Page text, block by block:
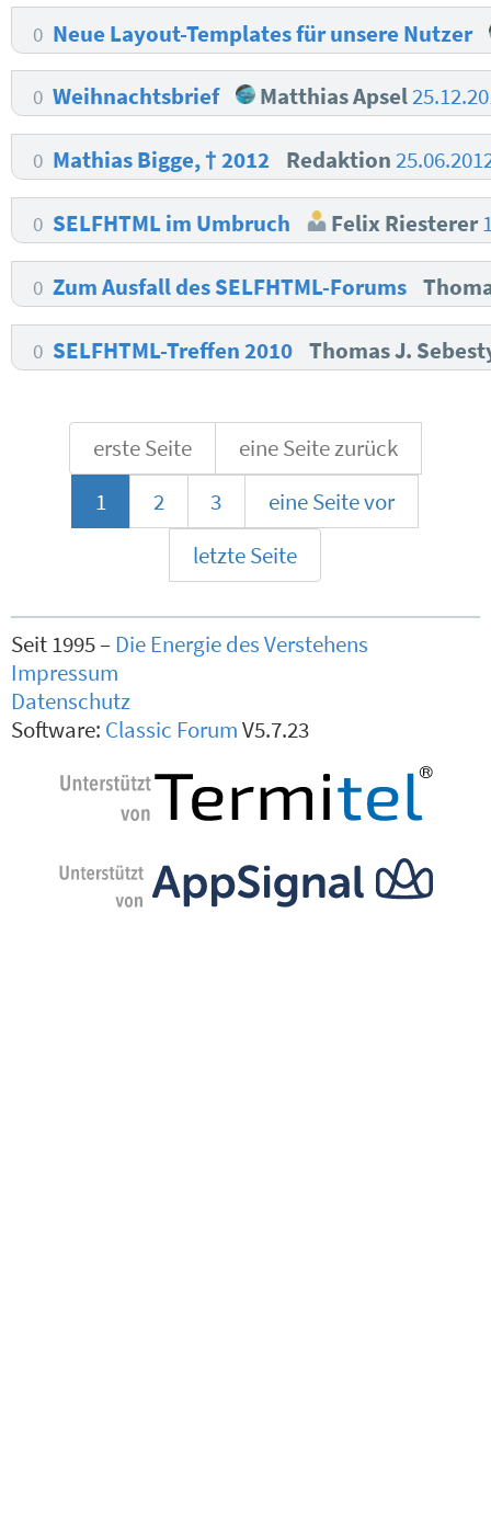
0 Neue Layout-Templates für unsere Nutzer
0 Weihnachtsbrief Matthias Apsel
0 Mathias Bigge, † 2012 Redaktion
0 SELFHTML im Umbruch Felix Riesterer
0 Zum Ausfall des SELFHTML-Forums
0 SELFHTML-Treffen 2010 Thomas J.
erste Seite
eine Seite zurück
1
2 3
eine Seite vor
letzte Seite
Seit 1995 – Die Energie des Verstehens
Impressum
Datenschutz
Software: Classic ForumV5.7.23